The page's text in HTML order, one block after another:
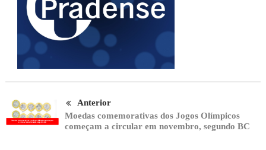
Anterior
Moedas comemorativas dos Jogos Olímpicos
começam a circular em novembro, segundo BC